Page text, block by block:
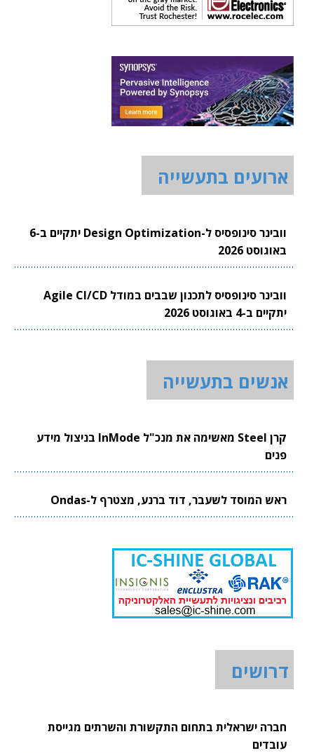
ארועים בתעשייה
וובינר סינופסיס ל-Design Optimization יתקיים ב-6
באוגוסט 2026
וובינר סינופסיס לתכנון שבבים במודל Agile CI/CD
יתקיים ב-4 באוגוסט 2026
אנשים בתעשייה
קרן Steel מאשימה את מנכ"ל InMode בניצול מידע
פנים
ראש המוסד לשעבר, דוד ברנע, מצטרף ל-Ondas
דרושים
חברה ישראלית בתחום התקשורת והשרתים מגייסת
עובדים